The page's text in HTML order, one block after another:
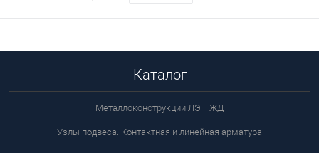
Каталог
Металлоконструкции ЛЭП ЖД
Узлы подвеса. Контактная и линейная арматура